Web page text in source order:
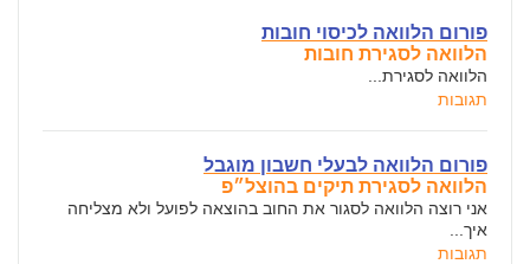
פורום הלוואה לכיסוי חובות
הלוואה לסגירת חובות
הלוואה לסגירת...
תגובות
פורום הלוואה לבעלי חשבון מוגבל
הלוואה לסגירת תיקים בהוצל״פ
אני רוצה הלוואה לסגור את החוב בהוצאה לפועל ולא מצליחה
איך...
תגובות